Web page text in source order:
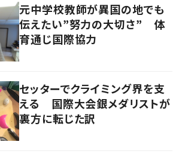
元中学校教師が異国の地でも
伝えたい”努力の大切さ” 体
育通じ国際協力
セッターでクライミング界を支
える 国際大会銀メダリストが
裏方に転じた訳